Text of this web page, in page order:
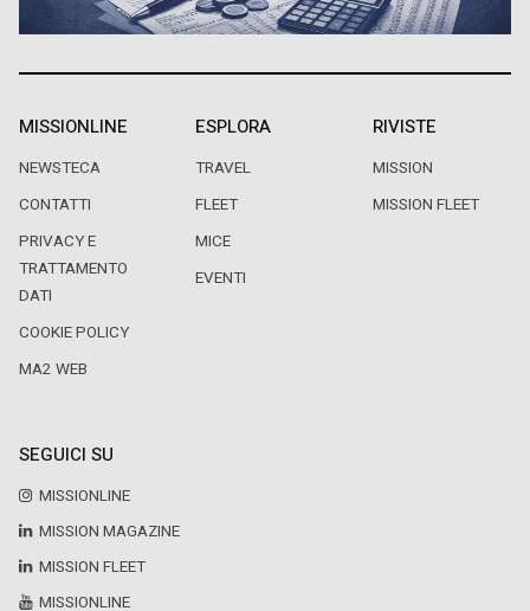
MISSIONLINE
NEWSTECA
CONTATTI
PRIVACY E
TRATTAMENTO
DATI
COOKIE POLICY
MA2 WEB
ESPLORA
TRAVEL
FLEET
MICE
EVENTI
RIVISTE
MISSION
MISSION FLEET
SEGUICI SU
MISSIONLINE
MISSION MAGAZINE
MISSION FLEET
MISSIONLINE